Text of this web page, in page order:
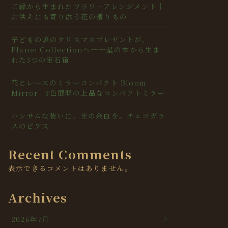
ご縁から生まれたフラワーアレンジメント｜
お供えにも寄り添う花の贈りもの
子どもの頃のクリスマスプレゼントが、
Planet Collectionへ──星の本から生ま
れた3つの宝石箱
花とレースのミラーコンパクト Bloom
Mirror｜3色展開の上品なコンパクトミラー
ハンサムな装いに、光の余白を。チェコガラ
スのピアス
Recent Comments
表示できるコメントはありません。
Archives
2026年7月